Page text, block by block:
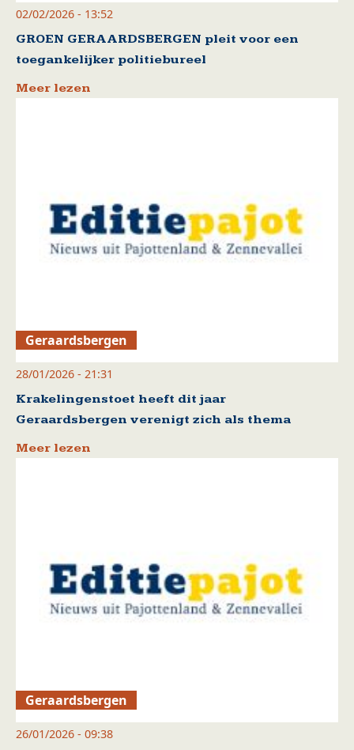
02/02/2026 - 13:52
GROEN GERAARDSBERGEN pleit voor een
toegankelijker politiebureel
Meer lezen
Geraardsbergen
28/01/2026 - 21:31
Krakelingenstoet heeft dit jaar
Geraardsbergen verenigt zich als thema
Meer lezen
Geraardsbergen
26/01/2026 - 09:38